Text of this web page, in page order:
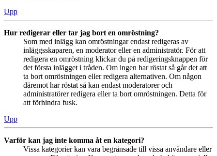
Upp
Hur redigerar eller tar jag bort en omröstning?
Som med inlägg kan omröstningar endast redigeras av
inläggsskaparen, en moderator eller en administratör. För att
redigera en omröstning klickar du på redigeringsknappen för
det första inlägget i tråden. Om ingen har röstat så går det att
ta bort omröstningen eller redigera alternativen. Om någon
däremot har röstat så kan endast moderatorer och
administratörer redigera eller ta bort omröstningen. Detta för
att förhindra fusk.
Upp
Varför kan jag inte komma åt en kategori?
Vissa kategorier kan vara begränsade till vissa användare eller